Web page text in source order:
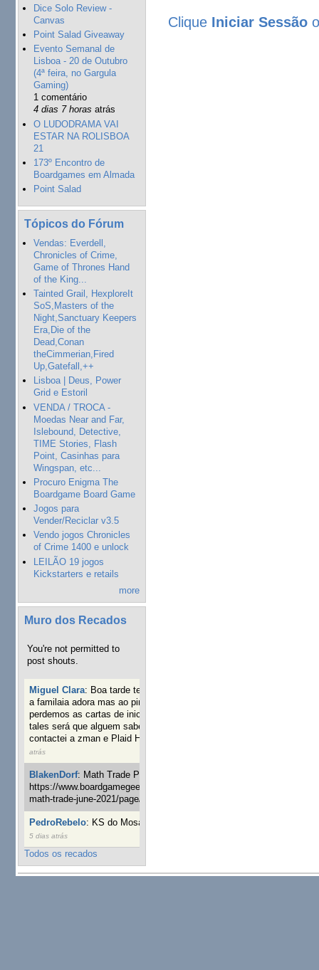
Dice Solo Review -
Canvas
Point Salad Giveaway
Evento Semanal de
Lisboa - 20 de Outubro
(4ª feira, no Gargula
Gaming)
1 comentário
4 dias 7 horas atrás
O LUDODRAMA VAI
ESTAR NA ROLISBOA
21
173º Encontro de
Boardgames em Almada
Point Salad
Tópicos do Fórum
Vendas: Everdell,
Chronicles of Crime,
Game of Thrones Hand
of the King...
Tainted Grail, HexploreIt
SoS,Masters of the
Night,Sanctuary Keepers
Era,Die of the
Dead,Conan
theCimmerian,Fired
Up,Gatefall,++
Lisboa | Deus, Power
Grid e Estoril
VENDA / TROCA -
Moedas Near and Far,
Islebound, Detective,
TIME Stories, Flash
Point, Casinhas para
Wingspan, etc...
Procuro Enigma The
Boardgame Board Game
Jogos para
Vender/Reciclar v3.5
Vendo jogos Chronicles
of Crime 1400 e unlock
LEILÃO 19 jogos
Kickstarters e retails
more
Muro dos Recados
You're not permitted to
post shouts.
Miguel Clara: Boa tarde tenho jogo Mice and mistics que
a familaia adora mas ao pintarmos as miniaturas
perdemos as cartas de iniciaticva da expanção downood
tales será que alguem sabe onde adquirir as cartas já
contactei a zman e Plaid Hat e nada
atrás
BlakenDorf: Math Trade Portuguesa a decorrer. Aqui:
https://www.boardgamegeek.com/geeklist/286035/portugal-
math-trade-june-2021/page/1
PedroRebelo: KS do Mosaic em 10 minutos :)
5 dias atrás
Todos os recados
Clique Iniciar Sessão